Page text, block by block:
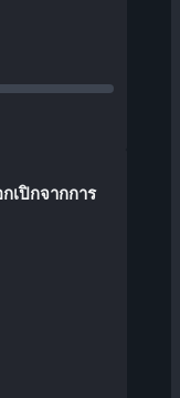
เปิกจากการ